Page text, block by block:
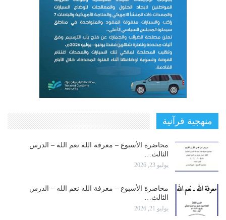
منهجية قرآنية
محاضرة الأسبوع – معرفة الله نعم الله – الدرس
الثالث…
يوليو 23, 2026
محاضرة الأسبوع – معرفة الله نعم الله – الدرس
الثالث…
يوليو 21, 2026